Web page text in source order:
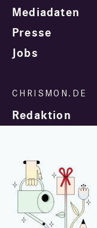
Mediadaten
Presse
Jobs
Redaktion